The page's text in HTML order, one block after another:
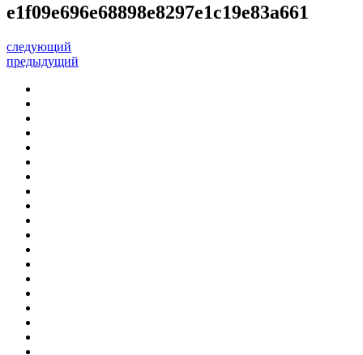
e1f09e696e68898e8297e1c19e83a661
следующий
предыдущий